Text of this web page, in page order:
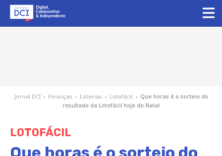
Jornal DCI › Finanças › Loterias › Lotofácil › Que horas é o sorteio do
resultado da Lotofácil hoje de Natal
LOTOFÁCIL